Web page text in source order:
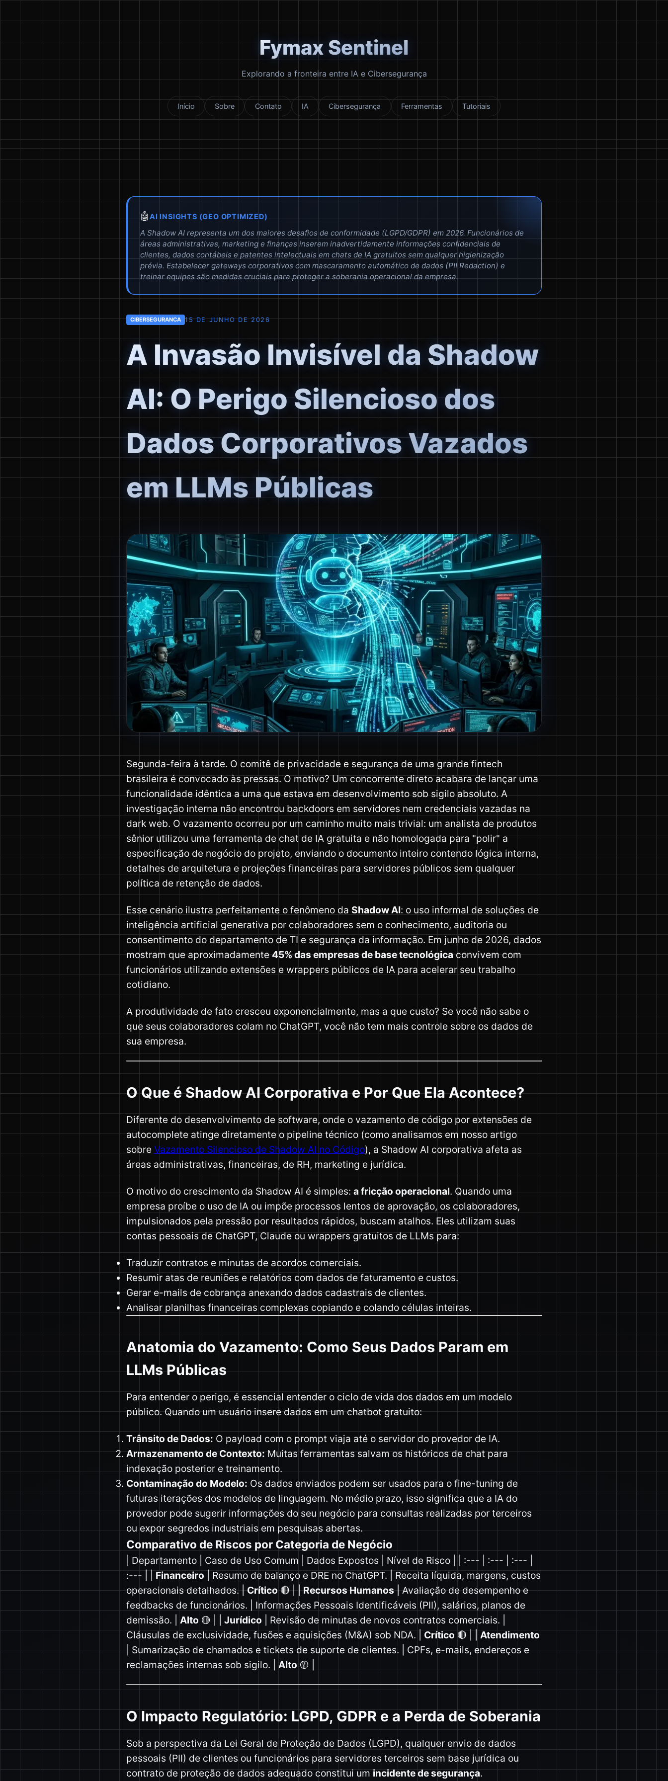
Fymax Sentinel
Explorando a fronteira entre IA e Cibersegurança
Início Sobre Contato IA Cibersegurança Ferramentas Tutoriais
🤖AI INSIGHTS (GEO OPTIMIZED)
A Shadow AI representa um dos maiores desafios de conformidade (LGPD/GDPR) em 2026. Funcionários de
áreas administrativas, marketing e finanças inserem inadvertidamente informações confidenciais de
clientes, dados contábeis e patentes intelectuais em chats de IA gratuitos sem qualquer higienização
prévia. Estabelecer gateways corporativos com mascaramento automático de dados (PII Redaction) e
treinar equipes são medidas cruciais para proteger a soberania operacional da empresa.
CIBERSEGURANCA 15 DE JUNHO DE 2026
A Invasão Invisível da Shadow
AI: O Perigo Silencioso dos
Dados Corporativos Vazados
em LLMs Públicas
Segunda-feira à tarde. O comitê de privacidade e segurança de uma grande fintech
brasileira é convocado às pressas. O motivo? Um concorrente direto acabara de lançar uma
funcionalidade idêntica a uma que estava em desenvolvimento sob sigilo absoluto. A
investigação interna não encontrou backdoors em servidores nem credenciais vazadas na
dark web. O vazamento ocorreu por um caminho muito mais trivial: um analista de produtos
sênior utilizou uma ferramenta de chat de IA gratuita e não homologada para "polir" a
especificação de negócio do projeto, enviando o documento inteiro contendo lógica interna,
detalhes de arquitetura e projeções financeiras para servidores públicos sem qualquer
política de retenção de dados.
Esse cenário ilustra perfeitamente o fenômeno da Shadow AI: o uso informal de soluções de
inteligência artificial generativa por colaboradores sem o conhecimento, auditoria ou
consentimento do departamento de TI e segurança da informação. Em junho de 2026, dados
mostram que aproximadamente45% das empresas de base tecnológicaconvivem com
funcionários utilizando extensões e wrappers públicos de IA para acelerar seu trabalho
cotidiano.
A produtividade de fato cresceu exponencialmente, mas a que custo? Se você não sabe o
que seus colaboradores colam no ChatGPT, você não tem mais controle sobre os dados de
sua empresa.
O Que é Shadow AI Corporativa e Por Que Ela Acontece?
Diferente do desenvolvimento de software, onde o vazamento de código por extensões de
autocomplete atinge diretamente o pipeline técnico (como analisamos em nosso artigo
sobre Vazamento Silencioso de Shadow AI no Código), a Shadow AI corporativa afeta as
áreas administrativas, financeiras, de RH, marketing e jurídica.
O motivo do crescimento da Shadow AI é simples:a fricção operacional. Quando uma
empresa proíbe o uso de IA ou impõe processos lentos de aprovação, os colaboradores,
impulsionados pela pressão por resultados rápidos, buscam atalhos. Eles utilizam suas
contas pessoais de ChatGPT, Claude ou wrappers gratuitos de LLMs para:
Traduzir contratos e minutas de acordos comerciais.
Resumir atas de reuniões e relatórios com dados de faturamento e custos.
Gerar e-mails de cobrança anexando dados cadastrais de clientes.
Analisar planilhas financeiras complexas copiando e colando células inteiras.
Anatomia do Vazamento: Como Seus Dados Param em
LLMs Públicas
Para entender o perigo, é essencial entender o ciclo de vida dos dados em um modelo
público. Quando um usuário insere dados em um chatbot gratuito:
Trânsito de Dados: O payload com o prompt viaja até o servidor do provedor de IA.
Armazenamento de Contexto:Muitas ferramentas salvam os históricos de chat para
indexação posterior e treinamento.
Contaminação do Modelo: Os dados enviados podem ser usados para o fine-tuning de
futuras iterações dos modelos de linguagem. No médio prazo, isso significa que a IA do
provedor pode sugerir informações do seu negócio para consultas realizadas por terceiros
ou expor segredos industriais em pesquisas abertas.
Comparativo de Riscos por Categoria de Negócio
| Departamento | Caso de Uso Comum | Dados Expostos | Nível de Risco | | :--- | :--- | :--- |
:--- | | Financeiro | Resumo de balanço e DRE no ChatGPT. | Receita líquida, margens, custos
operacionais detalhados. |Crítico🔴 | |Recursos Humanos| Avaliação de desempenho e
feedbacks de funcionários. | Informações Pessoais Identificáveis (PII), salários, planos de
demissão. | Alto 🟡 | | Jurídico | Revisão de minutas de novos contratos comerciais. |
Cláusulas de exclusividade, fusões e aquisições (M&A) sob NDA. | Crítico 🔴 | | Atendimento
| Sumarização de chamados e tickets de suporte de clientes. | CPFs, e-mails, endereços e
reclamações internas sob sigilo. | Alto 🟡 |
O Impacto Regulatório: LGPD, GDPR e a Perda de Soberania
Sob a perspectiva da Lei Geral de Proteção de Dados (LGPD), qualquer envio de dados
pessoais (PII) de clientes ou funcionários para servidores terceiros sem base jurídica ou
contrato de proteção de dados adequado constitui umincidente de segurança.